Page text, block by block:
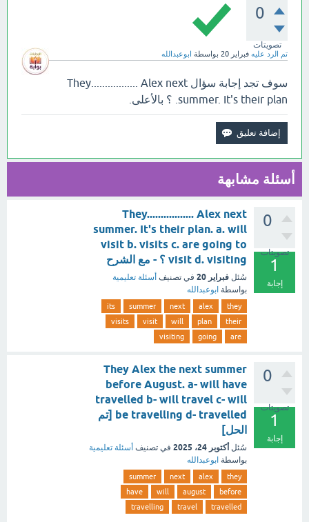
0
تصويتات
تم الرد عليه فبراير 20 بواسطة ابوعبدالله
سوف تجد إجابة سؤال They................. Alex next
summer. It's their plan. ؟ بالأعلى.
أسئلة مشابهة
0
تصويتات
1
إجابة
They................. Alex next
summer. It's their plan. a. will
visit b. visits c. are going to
visit d. visiting ؟ - مع الشرح
سُئل فبراير 20 في تصنيف أسئلة تعليمية
بواسطة ابوعبدالله
they
alex
next
summer
its
their
plan
will
visit
visits
are
going
visiting
0
تصويتات
1
إجابة
They Alex the next summer
before August. a- will have
travelled b- will travel c- will
be travelling d- travelled [تم
الحل]
سُئل أكتوبر 24، 2025 في تصنيف أسئلة تعليمية
بواسطة ابوعبدالله
they
alex
next
summer
before
august
will
have
travelled
travel
travelling